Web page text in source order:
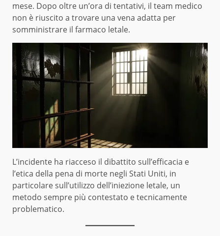
mese. Dopo oltre un’ora di tentativi, il team medico
non è riuscito a trovare una vena adatta per
somministrare il farmaco letale.
L’incidente ha riacceso il dibattito sull’efficacia e
l’etica della pena di morte negli Stati Uniti, in
particolare sull’utilizzo dell’iniezione letale, un
metodo sempre più contestato e tecnicamente
problematico.